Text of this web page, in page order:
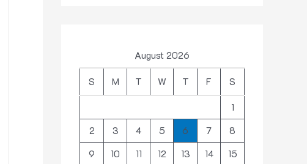
August 2026
S M T W T F S
1
2
3 4 5 6 7
8
9
10 11 12 13 14
15